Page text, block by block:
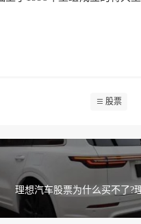
股票
理想汽车股票为什么买不了?